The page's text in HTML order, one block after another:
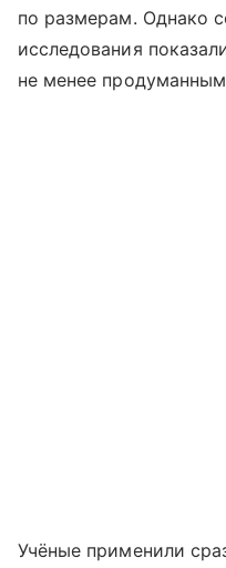
по размерам. Однако
исследования
не менее
Учёные применили